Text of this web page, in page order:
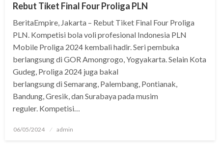
Rebut Tiket Final Four Proliga PLN
BeritaEmpire, Jakarta – Rebut Tiket Final Four Proliga
PLN. Kompetisi bola voli profesional Indonesia PLN
Mobile Proliga 2024 kembali hadir. Seri pembuka
berlangsung di GOR Amongrogo, Yogyakarta. Selain Kota
Gudeg, Proliga 2024 juga bakal
berlangsung di Semarang, Palembang, Pontianak,
Bandung, Gresik, dan Surabaya pada musim
reguler. Kompetisi…
Posted
06/05/2024 admin